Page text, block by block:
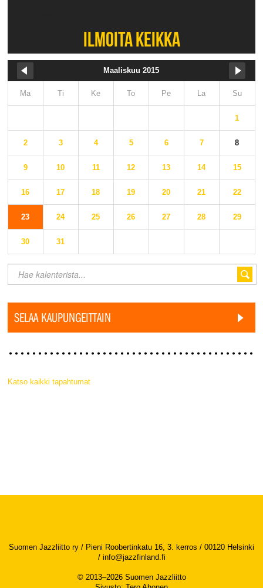
ILMOITA KEIKKA
Maaliskuu 2015
Ma Ti Ke To Pe La Su
1
2 3 4 5 6 7 8
9 10 11 12 13 14 15
16 17 18 19 20 21 22
23 24 25 26 27 28 29
30 31
SELAA KAUPUNGEITTAIN
Katso kaikki tapahtumat
Suomen Jazzliitto ry / Pieni Roobertinkatu 16, 3. kerros / 00120 Helsinki
/ info@jazzfinland.fi
© 2013–2026 Suomen Jazzliitto